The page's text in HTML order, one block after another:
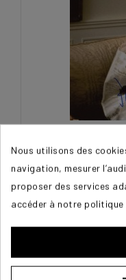
Nous utilisons des
navigation, mesurer
proposer des services
accéder à notre